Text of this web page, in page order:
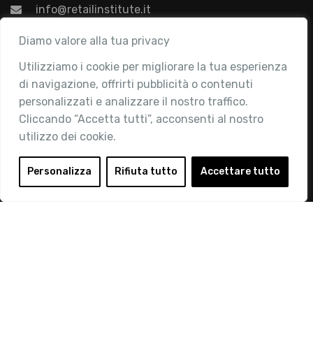
Diamo valore alla tua privacy
Utilizziamo i cookie per migliorare la tua esperienza
di navigazione, offrirti pubblicità o contenuti
personalizzati e analizzare il nostro traffico.
Cliccando “Accetta tutti”, acconsenti al nostro
utilizzo dei cookie.
Personalizza Rifiuta tutto Accettare tutto
info@retailinstitute.it
Associazione
Chi siamo
Attività
Contatti
Area Riservata
Login
Diventa Socio